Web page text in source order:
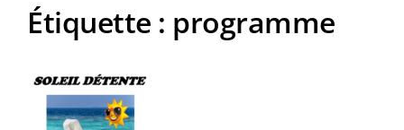
Étiquette : programme